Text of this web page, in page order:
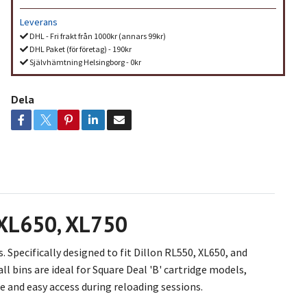
Leverans
DHL - Fri frakt från 1000kr (annars 99kr)
DHL Paket (för företag) - 190kr
Självhämtning Helsingborg - 0kr
Dela
XL750
designed to fit Dillon RL550, XL650, and
bins are ideal for Square Deal 'B' cartridge models,
easy access during reloading sessions.